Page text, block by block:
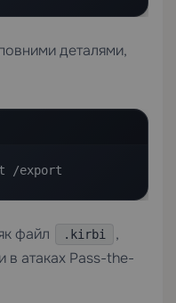
деталями,
/export
файл .kirbi
,
в атаках Pass-the-